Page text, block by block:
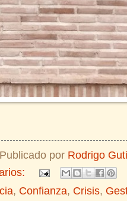
Publicado por Rodrigo
, Confianza, Crisis,